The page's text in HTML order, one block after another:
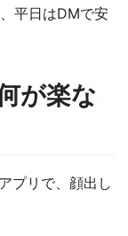
平日はDMで安
が楽な
プリで、顔出し